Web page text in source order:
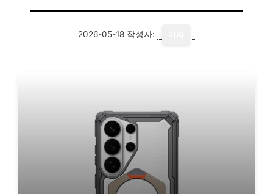
2026-05-18 작성자: